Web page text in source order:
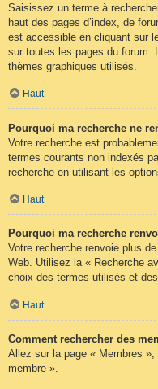
Saisissez un terme à
haut des pages d’index, de
est accessible en cliquant sur
sur toutes les pages du forum.
thèmes graphiques utilisés.
Haut
Pourquoi ma recherche ne
Votre recherche est
termes courants non indexés
recherche en utilisant les
Haut
Pourquoi ma recherche
Votre recherche renvoie plus
Web. Utilisez la « Recherche
choix des termes utilisés et
Haut
Comment rechercher des
Allez sur la page « Membres
membre ».